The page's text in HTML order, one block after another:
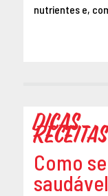
nutrientes e,
Dicas
Receitas
Como